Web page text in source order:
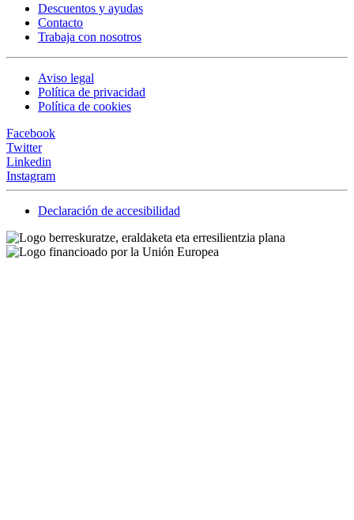
Descuentos y ayudas
Contacto
Trabaja con nosotros
Aviso legal
Política de privacidad
Política de cookies
Facebook
Twitter
Linkedin
Instagram
Declaración de accesibilidad